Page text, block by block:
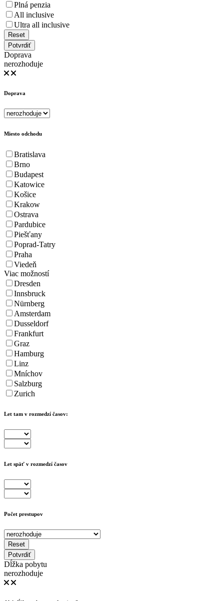
Plná penzia
All inclusive
Ultra all inclusive
Reset
Potvrdiť
Doprava
nerozhoduje
Doprava
Miesto odchodu
Bratislava
Brno
Budapest
Katowice
Košice
Krakow
Ostrava
Pardubice
Piešťany
Poprad-Tatry
Praha
Viedeň
Viac možností
Dresden
Innsbruck
Nürnberg
Amsterdam
Dusseldorf
Frankfurt
Graz
Hamburg
Linz
Mníchov
Salzburg
Zurich
Let tam v rozmedzí časov:
Let späť v rozmedzí časov
Počet prestupov
Reset
Potvrdiť
Dĺžka pobytu
nerozhoduje